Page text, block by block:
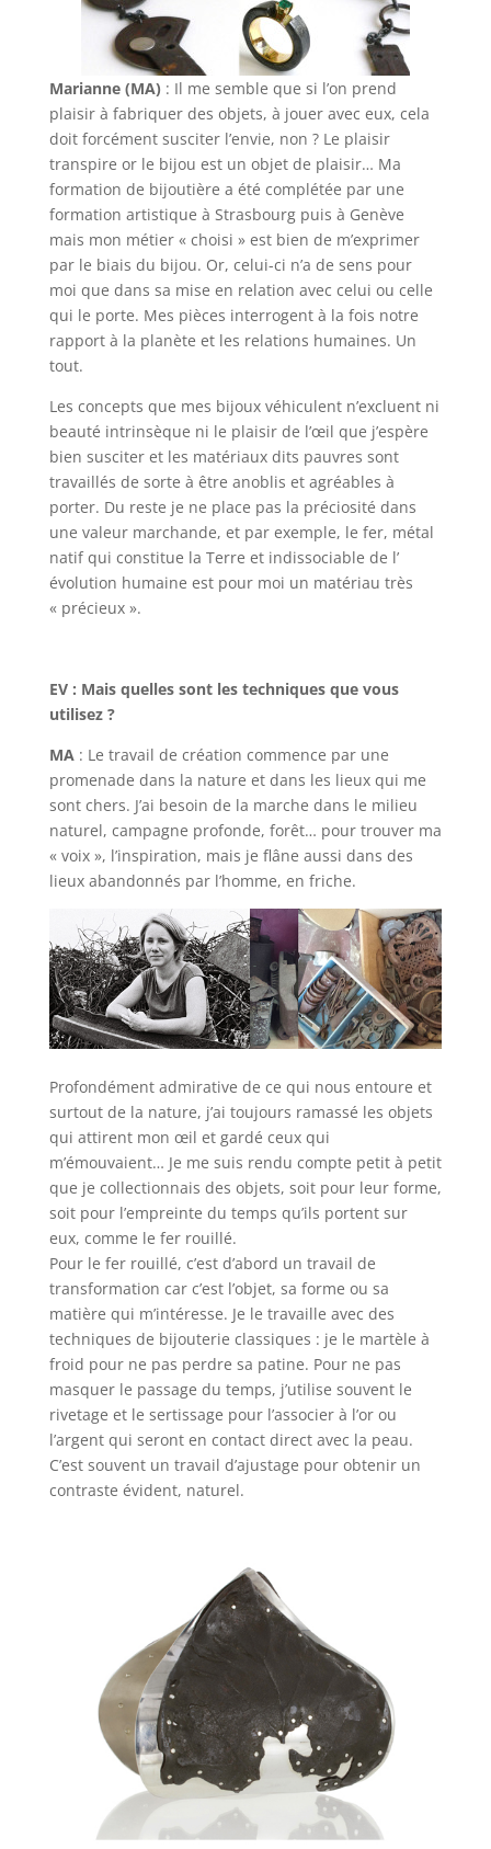
Marianne (MA) : Il me semble que si l’on prend
plaisir à fabriquer des objets, à jouer avec eux, cela
doit forcément susciter l’envie, non ? Le plaisir
transpire or le bijou est un objet de plaisir… Ma
formation de bijoutière a été complétée par une
formation artistique à Strasbourg puis à Genève
mais mon métier « choisi » est bien de m’exprimer
par le biais du bijou. Or, celui-ci n’a de sens pour
moi que dans sa mise en relation avec celui ou celle
qui le porte. Mes pièces interrogent à la fois notre
rapport à la planète et les relations humaines. Un
tout.
Les concepts que mes bijoux véhiculent n’excluent ni
beauté intrinsèque ni le plaisir de l’œil que j’espère
bien susciter et les matériaux dits pauvres sont
travaillés de sorte à être anoblis et agréables à
porter. Du reste je ne place pas la préciosité dans
une valeur marchande, et par exemple, le fer, métal
natif qui constitue la Terre et indissociable de l’
évolution humaine est pour moi un matériau très
« précieux ».
EV : Mais quelles sont les techniques que vous
utilisez ?
MA : Le travail de création commence par une
promenade dans la nature et dans les lieux qui me
sont chers. J’ai besoin de la marche dans le milieu
naturel, campagne profonde, forêt… pour trouver ma
« voix », l’inspiration, mais je flâne aussi dans des
lieux abandonnés par l’homme, en friche.
Profondément admirative de ce qui nous entoure et
surtout de la nature, j’ai toujours ramassé les objets
qui attirent mon œil et gardé ceux qui
m’émouvaient… Je me suis rendu compte petit à petit
que je collectionnais des objets, soit pour leur forme,
soit pour l’empreinte du temps qu’ils portent sur
eux, comme le fer rouillé.
Pour le fer rouillé, c’est d’abord un travail de
transformation car c’est l’objet, sa forme ou sa
matière qui m’intéresse. Je le travaille avec des
techniques de bijouterie classiques : je le martèle à
froid pour ne pas perdre sa patine. Pour ne pas
masquer le passage du temps, j’utilise souvent le
rivetage et le sertissage pour l’associer à l’or ou
l’argent qui seront en contact direct avec la peau.
C’est souvent un travail d’ajustage pour obtenir un
contraste évident, naturel.